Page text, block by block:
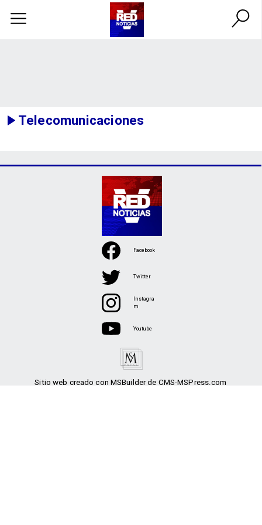
Telecomunicaciones
Sitio web creado con MSBuilder de CMS-MSPress.com
Facebook
Twitter
Instagra
m
Youtube